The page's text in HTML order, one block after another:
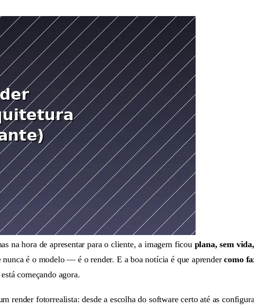
na hora de apresentar para o cliente, a imagem ficou plana, sem
nunca é o modelo — é o render. E a boa notícia é que aprendercomo
começando agora.
render fotorrealista: desde a escolha do software certo até as